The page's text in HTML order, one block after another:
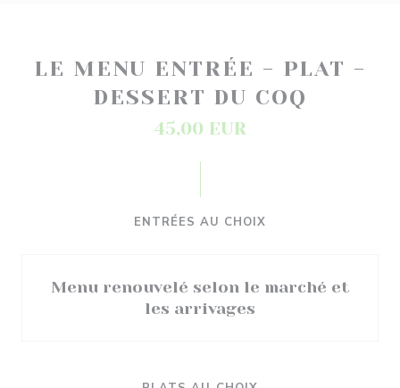
LE MENU ENTRÉE - PLAT -
DESSERT DU COQ
45,00 EUR
ENTRÉES AU CHOIX
Menu renouvelé selon le marché et
les arrivages